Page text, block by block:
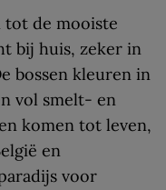
tot de mooiste
bij huis, zeker in
bossen kleuren in
vol smelt- en
komen tot leven,
en
voor